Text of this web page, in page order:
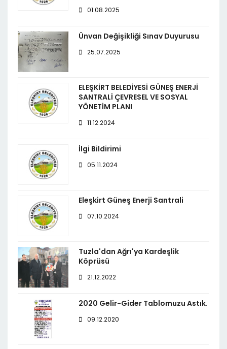
01.08.2025
Ünvan Değişikliği Sınav Duyurusu
25.07.2025
ELEŞKİRT BELEDİYESİ GÜNEŞ ENERJİ
SANTRALİ ÇEVRESEL VE SOSYAL
YÖNETİM PLANI
11.12.2024
İlgi Bildirimi
05.11.2024
Eleşkirt Güneş Enerji Santrali
07.10.2024
Tuzla'dan Ağrı'ya Kardeşlik
Köprüsü
21.12.2022
2020 Gelir-Gider Tablomuzu Astık.
09.12.2020